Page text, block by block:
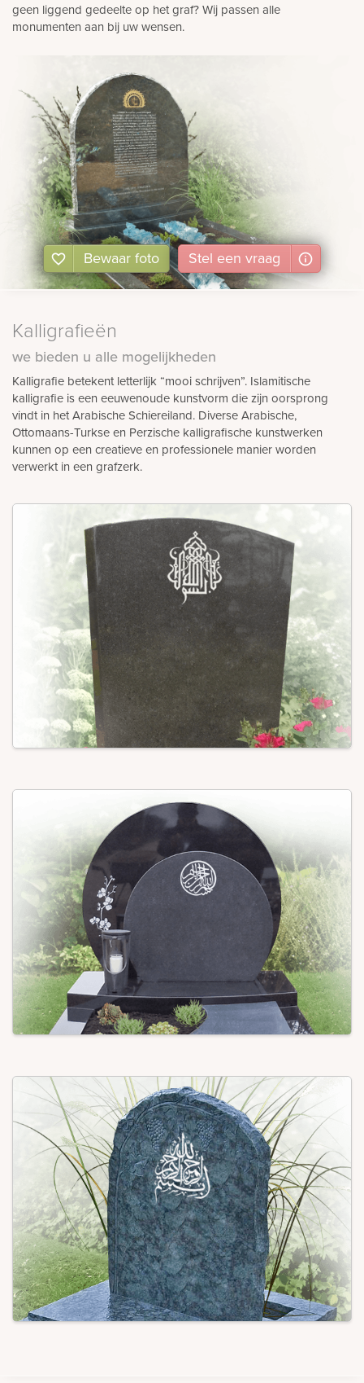
geen liggend gedeelte op het graf? Wij passen alle
monumenten aan bij uw wensen.
Bewaar foto Stel een vraag
Kalligrafieën
we bieden u alle mogelijkheden
Kalligrafie betekent letterlijk “mooi schrijven”. Islamitische
kalligrafie is een eeuwenoude kunstvorm die zijn oorsprong
vindt in het Arabische Schiereiland. Diverse Arabische,
Ottomaans-Turkse en Perzische kalligrafische kunstwerken
kunnen op een creatieve en professionele manier worden
verwerkt in een grafzerk.